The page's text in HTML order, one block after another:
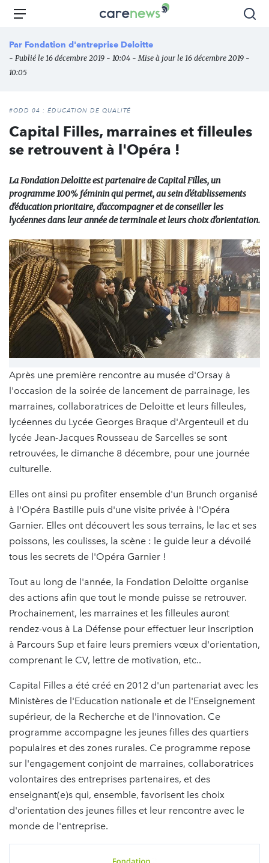
Aller
principal
Carenews,
média
des
Menu
Par Fondation d'entreprise Deloitte
- Publié le 16 décembre 2019 - 10:04 - Mise à jour le 16 décembre 2019 -
10:05
#ODD 04 : ÉDUCATION DE QUALITÉ
Capital Filles, marraines et filleules
se retrouvent à l'Opéra !
La Fondation Deloitte est partenaire de Capital Filles, un
programme 100% féminin qui permet, au sein d'établissements
d'éducation prioritaire, d'accompagner et de conseiller les
lycéennes dans leur année de terminale et leurs choix d'orientation.
Après une première rencontre au musée d'Orsay à
l'occasion de la soirée de lancement de parrainage, les
marraines, collaboratrices de Deloitte et leurs filleules,
lycéennes du Lycée Georges Braque d'Argenteuil et du
lycée Jean-Jacques Rousseau de Sarcelles se sont
retrouvées, le dimanche 8 décembre, pour une journée
culturelle.
Elles ont ainsi pu profiter ensemble d'un Brunch organisé
à l'Opéra Bastille puis d'une visite privée à l'Opéra
Garnier. Elles ont découvert les sous terrains, le lac et ses
poissons, les coulisses, la scène : le guide leur a dévoilé
tous les secrets de l'Opéra Garnier !
Tout au long de l'année, la Fondation Deloitte organise
des actions afin que tout le monde puisse se retrouver.
Prochainement, les marraines et les filleules auront
rendez-vous à La Défense pour effectuer leur inscription
à Parcours Sup et faire leurs premiers vœux d'orientation,
comprenant le CV, lettre de motivation, etc..
Capital Filles a été créé en 2012 d'un partenariat avec les
Ministères de l'Education nationale et de l'Enseignement
supérieur, de la Recherche et de l'innovation. Ce
programme accompagne les jeunes filles des quartiers
populaires et des zones rurales. Ce programme repose
sur l'engagement conjoint de marraines, collaboratrices
volontaires des entreprises partenaires, et des
enseignant(e)s qui, ensemble, favorisent les choix
d'orientation des jeunes filles et leur rencontre avec le
monde de l'entreprise.